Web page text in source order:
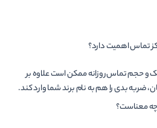
تماس اهمیت دارد؟
و حجم تماس روزانه ممکن است علاوه بر
ضربه بدی را هم به نام برند شما وارد کند.